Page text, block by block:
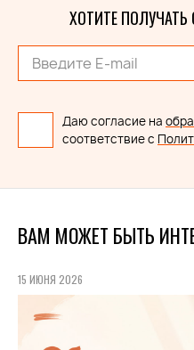
ХОТИТЕ
Даю согласие на
соответствие с
ВАМ МОЖЕТ БЫТЬ
15 ИЮНЯ 2026